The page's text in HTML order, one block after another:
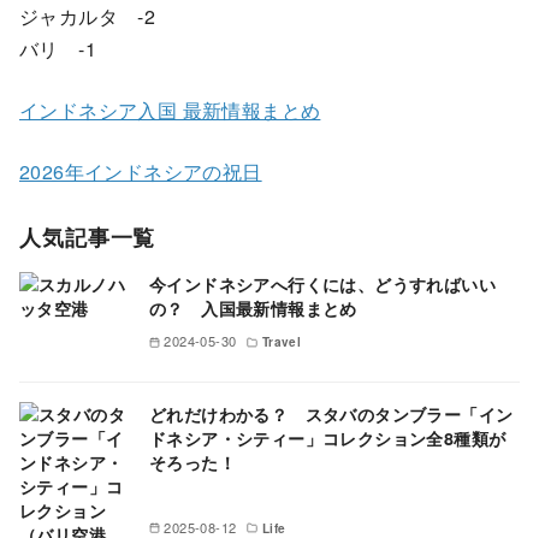
ジャカルタ -2
バリ -1
インドネシア入国 最新情報まとめ
2026年インドネシアの祝日
人気記事一覧
今インドネシアへ行くには、どうすればいい
の？ 入国最新情報まとめ
2024-05-30 Travel
どれだけわかる？ スタバのタンブラー「イン
ドネシア・シティー」コレクション全8種類が
そろった！
2025-08-12 Life